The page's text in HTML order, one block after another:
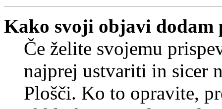
Kako svoji objavi dodam
Če želite svojemu
najprej ustvariti in sicer
Plošči. Ko to opravite,